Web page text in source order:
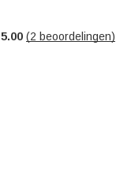
5.00 (2 beoordelingen)